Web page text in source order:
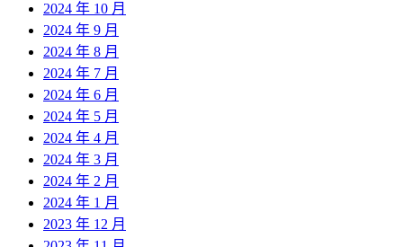
2024 年 10 月
2024 年 9 月
2024 年 8 月
2024 年 7 月
2024 年 6 月
2024 年 5 月
2024 年 4 月
2024 年 3 月
2024 年 2 月
2024 年 1 月
2023 年 12 月